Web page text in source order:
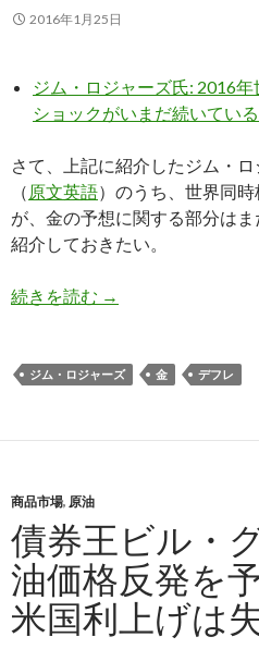
2016年1月25日
ジム・ロジャーズ氏: 2016
ショックがいまだ続いてい
さて、上記に紹介したジム・
（ 原文英語）のうち、世界同
が、金の予想に関する部分は
紹介しておきたい。
続きを読む ジム・ロジャーズ
→
ジム・ロジャーズ 金 デフレ
商品市場, 原油
債券王ビル・
油価格反発を
米国利上げは